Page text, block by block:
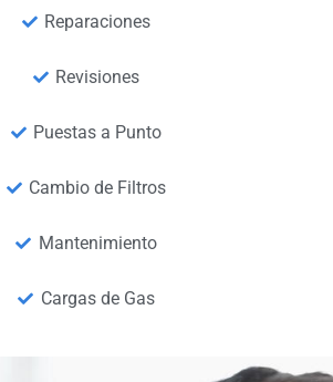
Reparaciones
Revisiones
Puestas a Punto
Cambio de Filtros
Mantenimiento
Cargas de Gas